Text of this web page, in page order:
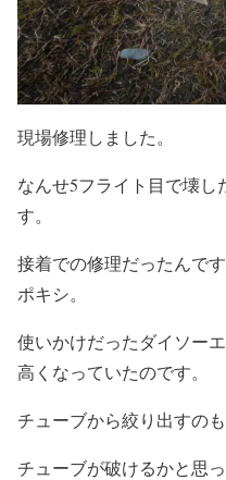
現場修理しました。
なんせ5フライト目で壊
す。
接着での修理だったんで
ポキシ。
使いかけだったダイソー
高くなっていたのです。
チューブから絞り出すのも
チューブが破けるかと思っ